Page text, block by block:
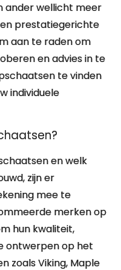
ander wellicht meer
prestatiegerichte
aan te raden om
en advies in te
te vinden
individuele
en welk
zijn er
mee te
merken op
hun kwaliteit,
ontwerpen op het
zoals Viking, Maple